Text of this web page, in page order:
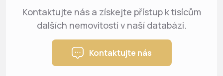
Kontaktujte nás a získejte přístup k tisícům
dalších nemovitostí v naší databázi.
Kontaktujte nás